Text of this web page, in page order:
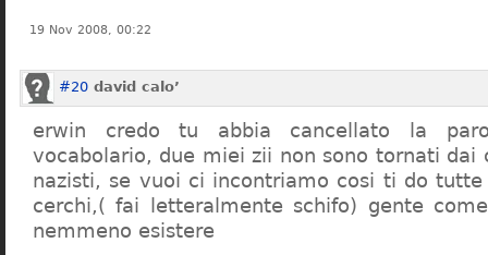
19 Nov 2008, 00:22
#20 david calo’
erwin credo tu abbia cancellato la
vocabolario, due miei zii non sono tornati dai
nazisti, se vuoi ci incontriamo cosi ti do tutte
cerchi,( fai letteralmente schifo) gente
nemmeno esistere